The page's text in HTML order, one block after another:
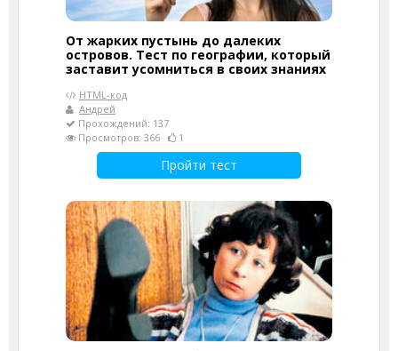
От жарких пустынь до далеких
островов. Тест по географии, который
заставит усомниться в своих знаниях
HTML-код
Андрей
Прохождений: 137
Просмотров: 366
1
Пройти тест